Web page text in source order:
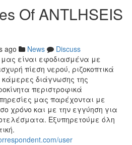
Of ANTLHSEIS
ago News
Discuss
είναι εφοδιασμένα με
πίεση νερού, ριζοκοπτικά
διάγνωσης της
περιστροφικά
μας παρέχονται με
χρόνο και με την εγγύηση για
Εξυπηρετούμε όλη
user